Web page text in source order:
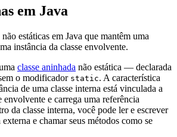
em Java
estáticas em Java que mantêm uma
instância da classe envolvente.
classe aninhada não estática — declarada
o modificador static. A característica
de uma classe interna está vinculada a
envolvente e carrega uma referência
da classe interna, você pode ler e escrever
e chamar seus métodos como se